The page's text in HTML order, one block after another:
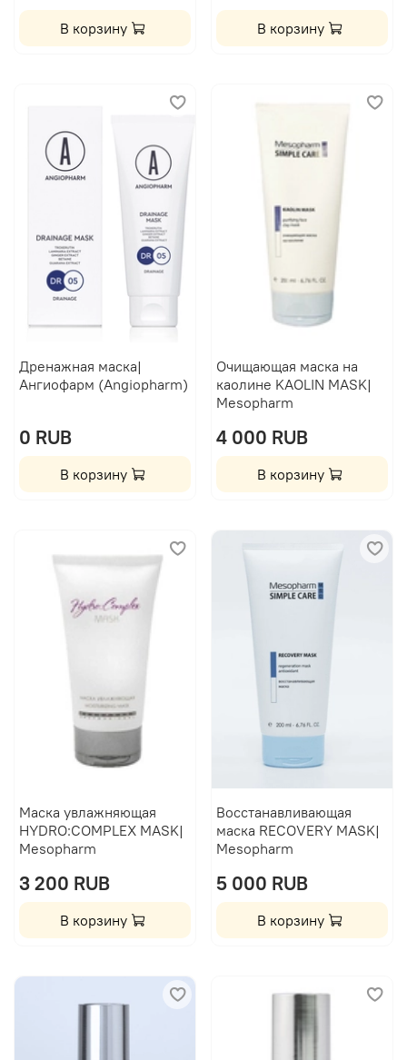
В корзину В корзину
Дренажная маска|
Ангиофарм (Angiopharm)
0 RUB
В корзину
Очищающая маска на
каолине KAOLIN MASK|
Mesopharm
4 000 RUB
В корзину
Маска увлажняющая
HYDRO:COMPLEX MASK|
Mesopharm
3 200 RUB
В корзину
Восстанавливающая
маска RECOVERY MASK|
Mesopharm
5 000 RUB
В корзину